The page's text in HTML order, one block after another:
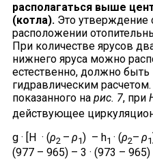
располагаться выше
(котла).Это утверждение
расположении
При количестве ярусов
нижнего яруса можно
естественно, должно
гидравлическим
показанного на рис. 7, при
действующее
g · [H · (ρ2 – ρ1) – h1 · (ρ2– ρ1
(977 – 965) – 3 · (973 –